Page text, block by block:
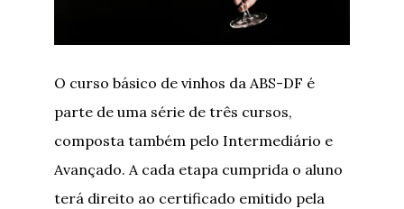
O curso básico de vinhos da ABS-DF é
parte de uma série de três cursos,
composta também pelo Intermediário e
Avançado. A cada etapa cumprida o aluno
terá direito ao certificado emitido pela